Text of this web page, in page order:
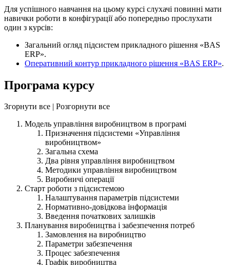
Для успішного навчання на цьому курсі слухачі повинні мати
навички роботи в конфігурації або попередньо прослухати
один з курсів:
Загальний огляд підсистем прикладного рішення «BAS
ERP».
Оперативний контур прикладного рішення «BAS ERP».
Програма курсу
Згорнути все | Розгорнути все
Модель управління виробництвом в програмі
Призначення підсистеми «Управління
виробництвом»
Загальна схема
Два рівня управління виробництвом
Методики управління виробництвом
Виробничі операції
Старт роботи з підсистемою
Налаштування параметрів підсистеми
Нормативно-довідкова інформація
Введення початкових залишків
Планування виробництва і забезпечення потреб
Замовлення на виробництво
Параметри забезпечення
Процес забезпечення
Графік виробництва